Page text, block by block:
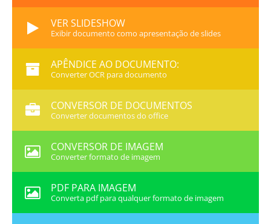
VER SLIDESHOW
Exibir documento como apresentação de slides
APÊNDICE AO DOCUMENTO:
Converter OCR para documento
CONVERSOR DE DOCUMENTOS
Converter documentos do office
CONVERSOR DE IMAGEM
Converter formato de imagem
PDF PARA IMAGEM
Converta pdf para qualquer formato de imagem